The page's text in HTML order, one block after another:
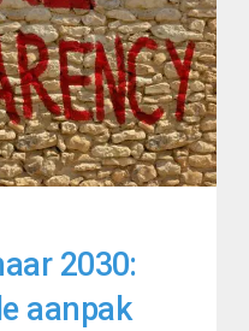
2030:
aanpak